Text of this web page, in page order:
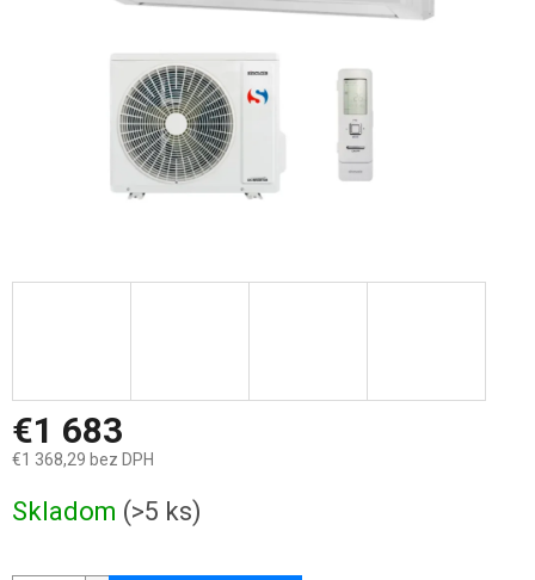
€1 683
€1 368,29 bez DPH
cena:
Skladom (>5 ks)